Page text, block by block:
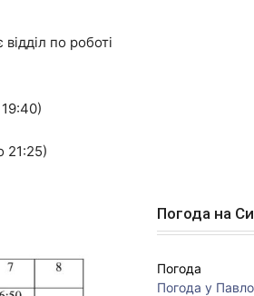
по роботі
21:25)
Погода на
Погода
Погода у